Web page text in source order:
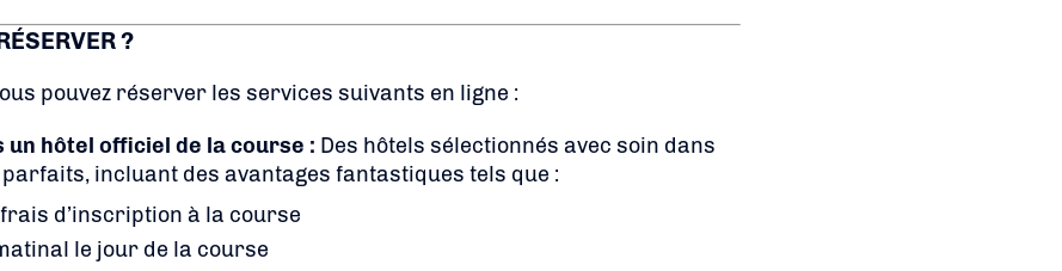
?
pouvez réserver les services suivants en ligne :
un hôtel officiel de la course : Des hôtels sélectionnés avec soin dans
incluant des avantages fantastiques tels que :
d’inscription à la course
le jour de la course